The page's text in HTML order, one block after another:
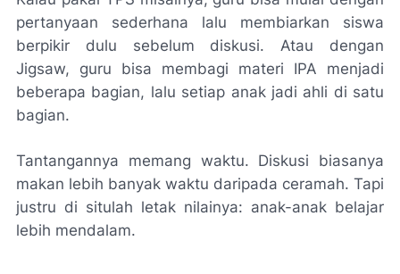
pertanyaan sederhana lalu membiarkan siswa
berpikir dulu sebelum diskusi. Atau dengan
Jigsaw, guru bisa membagi materi IPA menjadi
beberapa bagian, lalu setiap anak jadi ahli di satu
bagian.
Tantangannya memang waktu. Diskusi biasanya
makan lebih banyak waktu daripada ceramah. Tapi
justru di situlah letak nilainya: anak-anak belajar
lebih mendalam.